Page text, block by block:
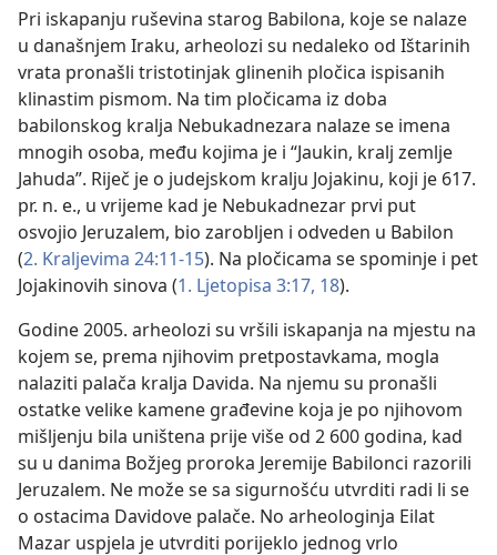
Pri iskapanju ruševina starog Babilona, koje se nalaze
u današnjem Iraku, arheolozi su nedaleko od Ištarinih
vrata pronašli tristotinjak glinenih pločica ispisanih
klinastim pismom. Na tim pločicama iz doba
babilonskog kralja Nebukadnezara nalaze se imena
mnogih osoba, među kojima je i “Jaukin, kralj zemlje
Jahuda”. Riječ je o judejskom kralju Jojakinu, koji je 617.
pr. n. e., u vrijeme kad je Nebukadnezar prvi put
osvojio Jeruzalem, bio zarobljen i odveden u Babilon
(2. Kraljevima 24:11-15). Na pločicama se spominje i pet
Jojakinovih sinova (1. Ljetopisa 3:17, 18).
Godine 2005. arheolozi su vršili iskapanja na mjestu na
kojem se, prema njihovim pretpostavkama, mogla
nalaziti palača kralja Davida. Na njemu su pronašli
ostatke velike kamene građevine koja je po njihovom
mišljenju bila uništena prije više od 2 600 godina, kad
su u danima Božjeg proroka Jeremije Babilonci razorili
Jeruzalem. Ne može se sa sigurnošću utvrditi radi li se
o ostacima Davidove palače. No arheologinja Eilat
Mazar uspjela je utvrditi porijeklo jednog vrlo